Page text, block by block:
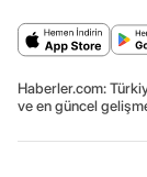
Haberler.com:
ve en güncel